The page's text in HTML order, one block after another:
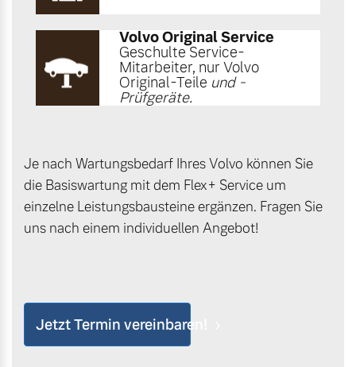
Volvo Original Service
Geschulte Service-
Mitarbeiter, nur Volvo
Original-Teile und -
Prüfgeräte.
Je nach Wartungsbedarf Ihres Volvo können Sie
die Basiswartung mit dem Flex+ Service um
einzelne Leistungsbausteine ergänzen. Fragen Sie
uns nach einem individuellen Angebot!
Jetzt Termin vereinbaren!